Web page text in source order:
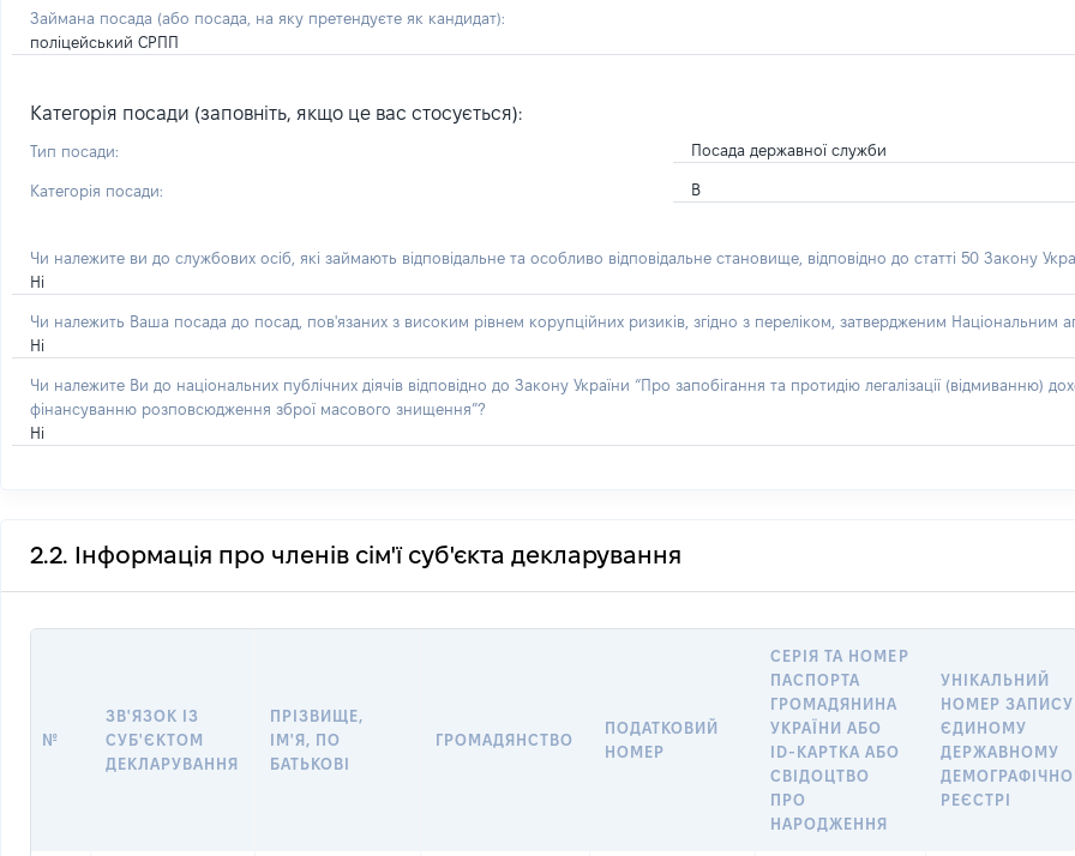
Займана посада (або посада, на яку претендуєте як кандидат):
поліцейський СРПП
Категорія посади (заповніть, якщо це вас стосується):
Тип посади: Посада державної служби
Категорія посади: В
Чи належите ви до службових осіб, які займають відповідальне та особливо відповідальне становище, відповідно до статті 50 Закону
Ні
Чи належить Ваша посада до посад, пов'язаних з високим рівнем корупційних ризиків, згідно з переліком, затвердженим Національним
Ні
Чи належите Ви до національних публічних діячів відповідно до Закону України “Про запобігання та протидію легалізації
фінансуванню розповсюдження зброї масового знищення”?
Ні
2.2. Інформація про членів сім'ї суб'єкта декларування
№
ЗВ'ЯЗОК ІЗ
СУБ'ЄКТОМ
ДЕКЛАРУВАННЯ
ПРІЗВИЩЕ,
ІМ'Я, ПО
БАТЬКОВІ
ГРОМАДЯНСТВО
ПОДАТКОВИЙ
НОМЕР
СЕРІЯ ТА НОМЕР
ПАСПОРТА
ГРОМАДЯНИНА
УКРАЇНИ АБО
ID-КАРТКА АБО
СВІДОЦТВО
ПРО
НАРОДЖЕННЯ
УНІКАЛЬНИЙ
НОМЕР
ЄДИНОМУ
ДЕРЖАВНОМУ
РЕЄСТРІ